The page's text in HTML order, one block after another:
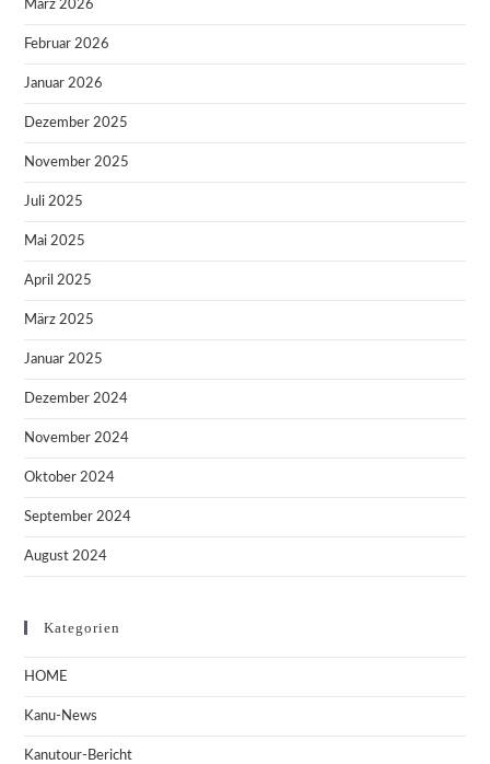
März 2026
Februar 2026
Januar 2026
Dezember 2025
November 2025
Juli 2025
Mai 2025
April 2025
März 2025
Januar 2025
Dezember 2024
November 2024
Oktober 2024
September 2024
August 2024
Kategorien
HOME
Kanu-News
Kanutour-Bericht